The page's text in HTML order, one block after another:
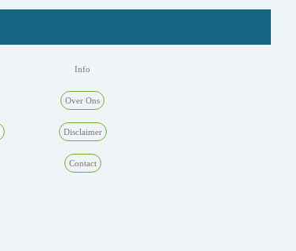
Info
Over Ons
Disclaimer
Contact